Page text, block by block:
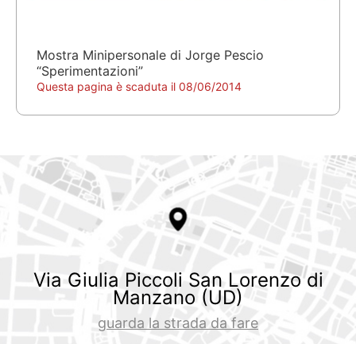
Mostra Minipersonale di Jorge Pescio
“Sperimentazioni”
Questa pagina è scaduta il 08/06/2014
Via Giulia Piccoli San Lorenzo di
Manzano (UD)
guarda la strada da fare